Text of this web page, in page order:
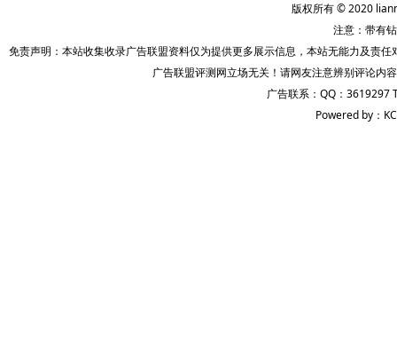
版权所有 © 2020
注意：带有
免责声明：本站收集收录广告联盟资料仅为提供更多展示信息，本站无能力及责
广告联盟评测网立场无关！请网友注意辨别评论内
广告联系：QQ：3619297
Powered by：